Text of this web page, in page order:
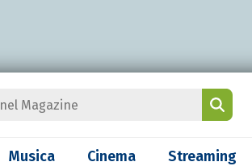
Musica Cinema Streaming